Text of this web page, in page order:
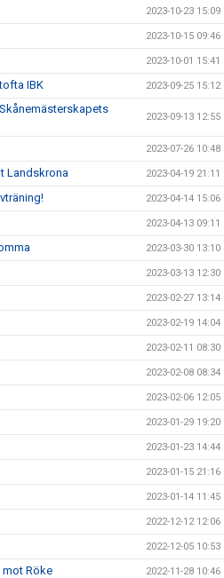
2023-10-23 15:09
2023-10-15 09:46
2023-10-01 15:41
IBK 2023-09-25 15:12
2023-09-13 12:55
2023-07-26 10:48
Landskrona 2023-04-19 21:11
2023-04-14 15:06
2023-04-13 09:11
2023-03-30 13:10
2023-03-13 12:30
2023-02-27 13:14
2023-02-19 14:04
2023-02-11 08:30
2023-02-08 08:34
2023-02-06 12:05
2023-01-29 19:20
2023-01-23 14:44
2023-01-15 21:16
2023-01-14 11:45
2022-12-12 12:06
2022-12-05 10:53
Röke 2022-11-28 10:46